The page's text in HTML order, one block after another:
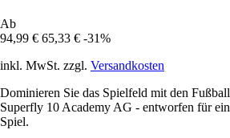
Ab
94,99 € 65,33 € -31%
inkl. MwSt. zzgl. Versandkosten
Dominieren Sie das Spielfeld mit den
Superfly 10 Academy AG - entworfen für
Spiel.